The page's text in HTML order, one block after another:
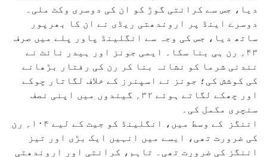
دیا، جس سے کرانتی گوڑ کو ان کی دوسری وکٹ ملی۔
دوسرے اینڈ پر اروندھتی ریڈی نے ان کا بھرپور
ساتھ دیا، جس کی وجہ سے انگلینڈ پاور پلے میں صرف
۴۳؍ رن ہی بنا سکا۔ ایمی جونز اور ہیدر نائٹ نے
نندنی شرما کو نشانہ بنا کر رن کی رفتار بڑھانے
کی کوشش کی؛ جونز نے اسپنرز کے خلاف لگاتار چوکے
اور چھکے لگاتے ہوئے ۳۲؍ گیندوں میں اپنی نصف
سنچری مکمل کی۔
اننگز کے وسط میں، انگلینڈ کو جیت کے لیے ۱۰۴؍ رن
کی ضرورت تھی، ایسے میں انہیں ایک بڑی اور تیز
اننگز کی ضرورت تھی۔ تاہم، کرانتی اور اروندھتی